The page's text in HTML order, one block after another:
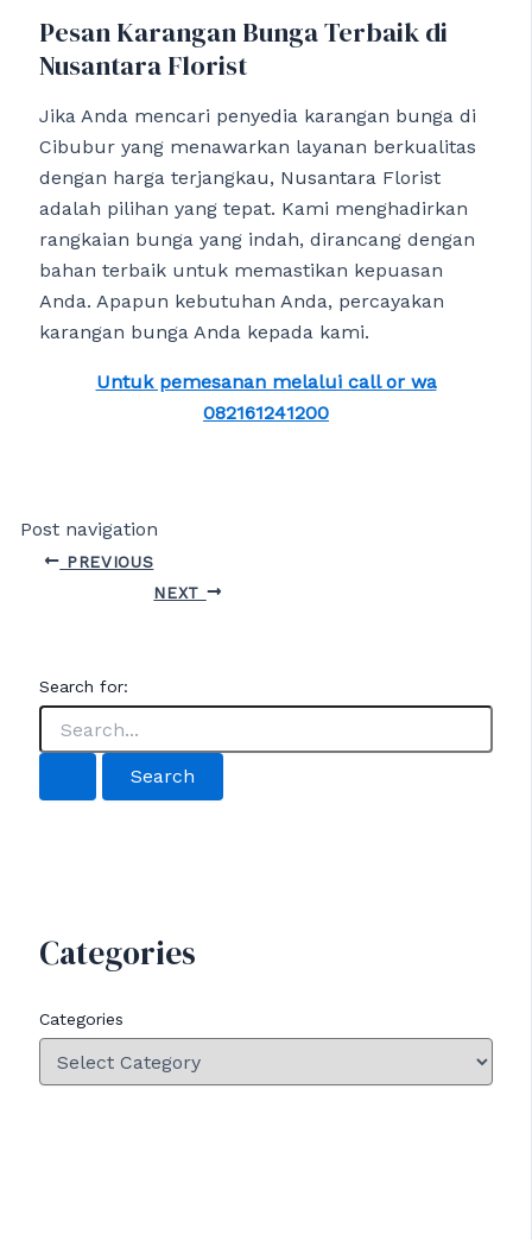
Pesan Karangan Bunga Terbaik di
Nusantara Florist
Jika Anda mencari penyedia karangan bunga di
Cibubur yang menawarkan layanan berkualitas
dengan harga terjangkau, Nusantara Florist
adalah pilihan yang tepat. Kami menghadirkan
rangkaian bunga yang indah, dirancang dengan
bahan terbaik untuk memastikan kepuasan
Anda. Apapun kebutuhan Anda, percayakan
karangan bunga Anda kepada kami.
Untuk pemesanan melalui call or wa
082161241200
Post navigation
PREVIOUS
NEXT
Search for:
Categories
Categories